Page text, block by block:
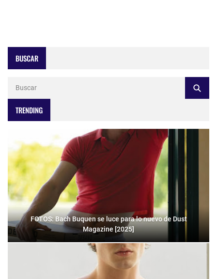
BUSCAR
TRENDING
FOTOS: Bach Buquen se luce para lo nuevo de Dust
Magazine [2025]